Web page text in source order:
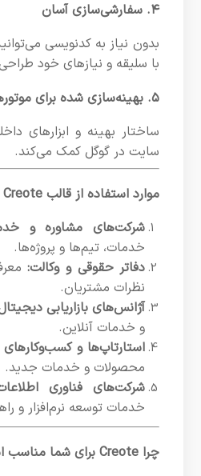
۴. سفارشی‌سازی آسان
بدون نیاز به کدنویسی
با سلیقه و نیازهای خود
۵. بهینه‌سازی شده برای موتورهای جستجو
ساختار بهینه و ابزارهای
سایت در گوگل کمک می‌کند.
موارد استفاده از قالب Creote
شرکت‌های مشاوره و
خدمات، تیم‌ها و پروژه‌ها.
دفاتر حقوقی و وکالت:
نظرات مشتریان.
آژانس‌های بازاریابی
و خدمات آنلاین.
استارتاپ‌ها و کسب‌وکارهای
محصولات و خدمات جدید.
شرکت‌های فناوری
خدمات توسعه نرم‌افزار و
چرا Creote برای شما مناسب است؟